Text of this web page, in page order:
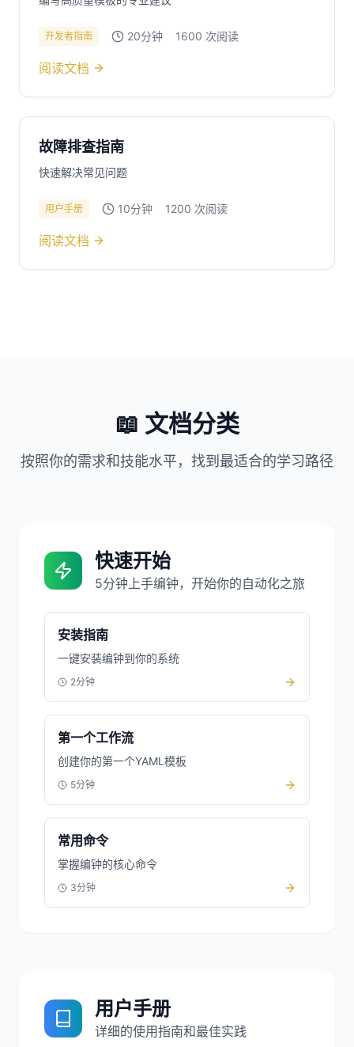
开发者指南 20分钟 1600 次阅读
阅读文档
故障排查指南
快速解决常见问题
用户手册 10分钟 1200 次阅读
阅读文档
📖 文档分类
按照你的需求和技能水平，找到最适合的学习路径
快速开始
5分钟上手编钟，开始你的自动化之旅
安装指南
一键安装编钟到你的系统
2分钟
第一个工作流
创建你的第一个YAML模板
5分钟
常用命令
掌握编钟的核心命令
3分钟
用户手册
详细的使用指南和最佳实践